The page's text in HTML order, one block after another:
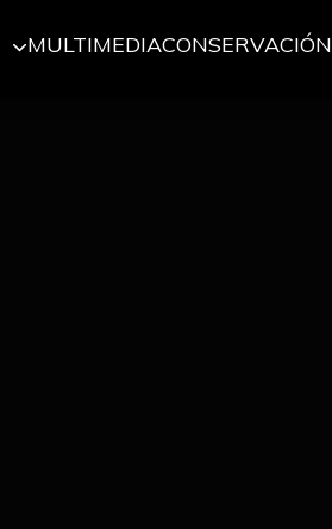
MULTIMEDIACONSERVACIÓN